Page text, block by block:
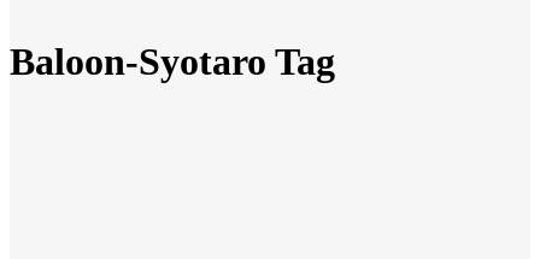
Baloon-Syotaro Tag